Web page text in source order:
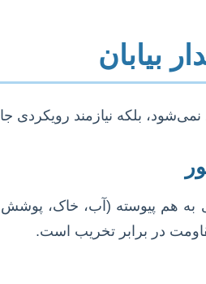
بیابان
بلکه نیازمند رویکردی
به هم پیوسته (آب، خاک،
در برابر تخریب است.